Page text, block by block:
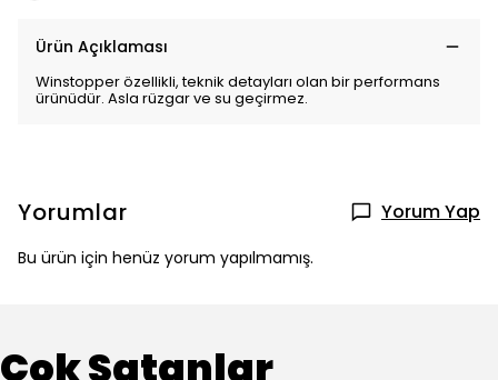
Ürün Açıklaması
Winstopper özellikli, teknik detayları olan bir performans
ürünüdür. Asla rüzgar ve su geçirmez.
Yorumlar Yorum Yap
Bu ürün için henüz yorum yapılmamış.
Çok Satanlar